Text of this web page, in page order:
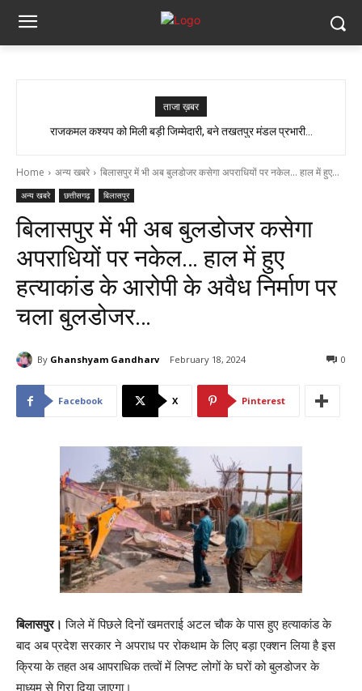
ताजा ख़बर
CG- 15 अगस्त से 26 जनवरी तक चलेगा विशेष अभियान, हर गांव में मुक्तिधाम और हर
राजकमल कश्यप को मिली बड़ी जिम्मेदारी, बने तखतपुर मंडल प्रभारी…
Home अन्य खबरे बिलासपुर में भी अब बुलडोजर कसेगा अपराधियों पर नकेल... हाल में हुए...
अन्य खबरे छत्तीसगढ़ बिलासपुर
बिलासपुर में भी अब बुलडोजर कसेगा
अपराधियों पर नकेल… हाल में हुए
हत्याकांड के आरोपी के अवैध निर्माण पर
चला बुलडोजर…
By Ghanshyam Gandharv February 18, 2024 0
Facebook X Pinterest
बिलासपुर। जिले में पिछले दिनों खमतराई अटल चौक के पास हुए हत्याकांड के
बाद अब प्रदेश सरकार ने अपराध पर रोकथाम के लिए बड़ा एक्शन लिया है इस
क्रिया के तहत अब आपराधिक तत्वों में लिफ्ट लोगों के घरों को बुलडोजर के
माध्यम से गिरा दिया जाएगा।